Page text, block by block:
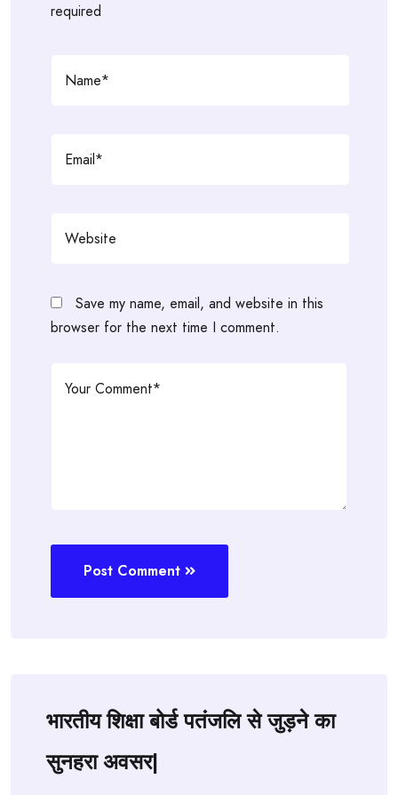
required
Save my name, email, and website in this
browser for the next time I comment.
Post Comment
भारतीय शिक्षा बोर्ड पतंजलि से जुड़ने का
सुनहरा अवसर|